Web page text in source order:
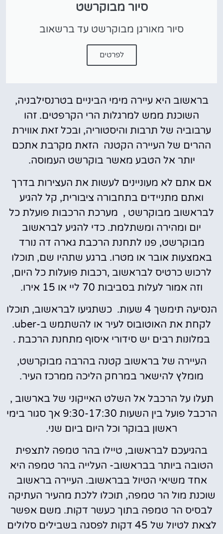
סיור מבוקרשט
סיור מאורגן מבוקרשט עד ברשאוב
לפרטים
בראשוב היא עיירה מימי הביניים בטרנסילבניה,
השוכנת ממש למרגלות הרי הקרפטים. זהו
ערבוביה של תרבות והיסטוריה, ובכל זאת אווירת
ההרים של העיירה הקטנה הזאת מקרבת אתכם
יותר אל הטבע מאשר בוקרשט העמוסה.
אם אתם לא מעוניינים לעשות את העצירות בדרך
ואתם מתניידים בתחבורה ציבורית, קל להגיע
לבראשוב מבוקרשט , מערכת הרכבות פועלת כל
יום ומהירה ומשתלמת. כדי להגיע לבראשוב
מבוקרשט, פנו לתחנת הרכבת גארה דה נורד
באמצעות אובר או מטרו. ברגע שתהיו שם, תוכלו
לרכוש כרטיס לבראשוב ,רכבות פועלות כל היום,
וזה אמור לעלות בסביבות 70 ליי או 15 אירו.
הנסיעה תימשך 4 שעות. כשתגיעו לבראשוב, תוכלו
לקחת את האוטובוס לעיר או להשתמש ב-uber.
במלונות רבים יש סידורי איסוף מתחנת הרכבת .
העיירה של בראשוב קטנה בהרבה מבוקרשט,
מומלץ להישאר במרחק הליכה ממרכז העיר.
תעלו על הרכבל אל השלט האייקוני של בארשוב ,
הרכבל פועל בין השעות 9:30-17:30 אך סגור בימי
ראשון בבוקר וכל היום ביום שני.
בהגיעכם לבראשוב, טיילו בהר טמפה לתצפית
הטובה ביותר בבראשוב- העלייה בהר טמפה היא
אחד משיאי הטיול בבראשוב. העיירה בראשוב
שוכנת מול הר טמפה, תוכלו ללכת מהעיר העתיקה
לבסיס הר טמפה בתוך כעשר דקות. משם אפשר
לצאת לטיול של 45 דקות לפסגה בשבילים סלולים